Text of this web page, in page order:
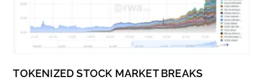
TOKENIZED STOCK MARKET BREAKS